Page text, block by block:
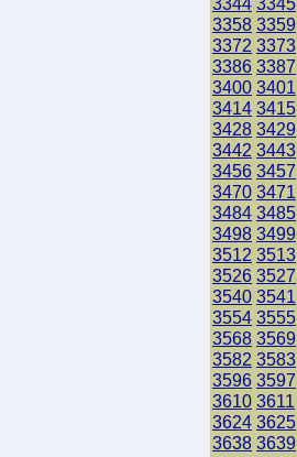
3358 3359
3372 3373
3386 3387
3400 3401
3414 3415
3428 3429
3442 3443
3456 3457
3470 3471
3484 3485
3498 3499
3512 3513
3526 3527
3540 3541
3554 3555
3568 3569
3582 3583
3596 3597
3610 3611
3624 3625
3638 3639